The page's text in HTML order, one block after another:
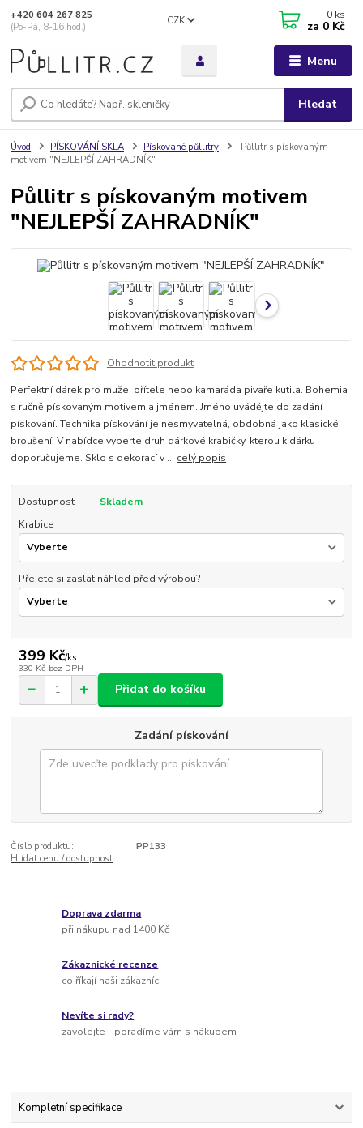
Menu
CZK
Hledat
+420 604 267 825
(Po-Pá, 8-16 hod.)
0 ks
za 0 Kč
Úvod PÍSKOVÁNÍ SKLA Pískované půllitry
Půllitr s pískovaným
motivem "NEJLEPŠÍ ZAHRADNÍK"
Půllitr s pískovaným motivem
"NEJLEPŠÍ ZAHRADNÍK"
Ohodnotit produkt
Perfektní dárek pro muže, přítele nebo kamaráda pivaře kutila. Bohemia
s ručně pískovaným motivem a jménem. Jméno uvádějte do zadání
pískování. Technika pískování je nesmyvatelná, obdobná jako klasické
broušení. V nabídce vyberte druh dárkové krabičky, kterou k dárku
doporučujeme. Sklo s dekorací v ... celý popis
Dostupnost
Skladem
Krabice
Přejete si zaslat náhled před výrobou?
399 Kč/ks
330 Kč bez DPH
Přidat do košíku
Zadání pískování
Číslo produktu:
PP133
Hlídat cenu / dostupnost
Doprava zdarma
při nákupu nad 1400 Kč
Zákaznické recenze
co říkají naši zákazníci
Nevíte si rady?
zavolejte - poradíme vám s nákupem
Kompletní specifikace